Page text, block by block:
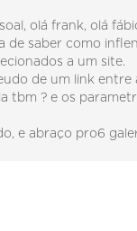
olá frank, olá
de saber como
a um site.
de um link entre
tbm ? e os
e abraço pro6